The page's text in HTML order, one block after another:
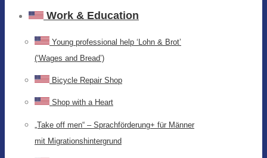
Work & Education
Young professional help ‘Lohn & Brot’
(‘Wages and Bread’)
Bicycle Repair Shop
Shop with a Heart
„Take off men“ – Sprachförderung+ für Männer
mit Migrationshintergrund